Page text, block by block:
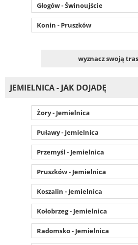
Głogów - Świnoujście
Konin - Pruszków
wyznacz swoją
JEMIELNICA - JAK DOJADĘ
Żory - Jemielnica
Puławy - Jemielnica
Przemyśl - Jemielnica
Pruszków - Jemielnica
Koszalin - Jemielnica
Kołobrzeg - Jemielnica
Radomsko - Jemielnica